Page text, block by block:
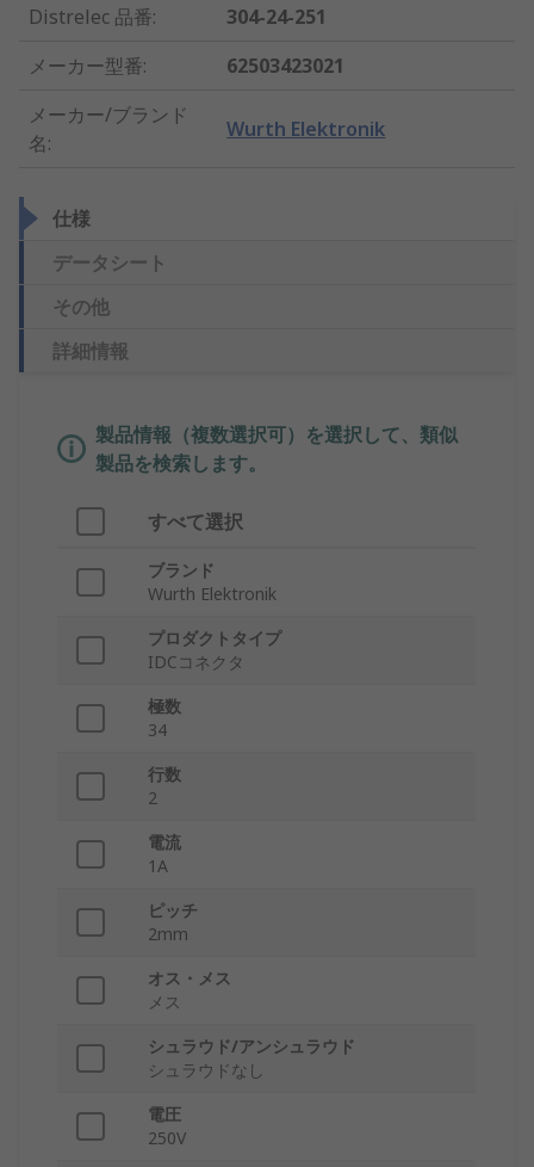
Distrelec 品番:
304-24-251
メーカー型番:
62503423021
メーカー/ブランド
名:
Wurth Elektronik
仕様
データシート
その他
詳細情報
製品情報（複数選択可）を選択して、類似
製品を検索します。
すべて選択
ブランド
Wurth Elektronik
プロダクトタイプ
IDCコネクタ
極数
34
行数
2
電流
1A
ピッチ
2mm
オス・メス
メス
シュラウド/アンシュラウド
シュラウドなし
電圧
250V